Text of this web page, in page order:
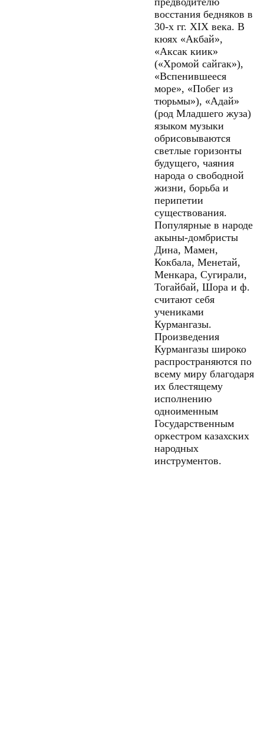
восстания бедняков в
30-х гг. XIX века. В
кюях «Акбай»,
«Аксак киик»
(«Хромой сайгак»),
«Вспенившееся
море», «Побег из
тюрьмы»), «Адай»
(род Младшего жуза)
языком музыки
обрисовываются
светлые горизонты
будущего, чаяния
народа о свободной
жизни, борьба и
перипетии
существования.
Популярные в народе
акыны-домбристы
Дина, Мамен,
Кокбала, Менетай,
Менкара, Сугирали,
Тогайбай, Шора и ф.
считают себя
учениками
Курмангазы.
Произведения
Курмангазы широко
распространяются по
всему миру благодаря
их блестящему
исполнению
одноименным
Государственным
оркестром казахских
народных
инструментов.